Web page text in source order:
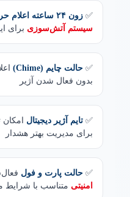
✅ زون ۲۴ ساعته اعلام حریق
سیستم آتش‌سوزی برای
✅ حالت چایم (Chime)
بدون فعال شدن آژیر
✅ تایم آژیر دیجیتال امکان
برای مدیریت بهتر هشدار
✅ حالت پارت و فول
امنیتی متناسب با شرایط